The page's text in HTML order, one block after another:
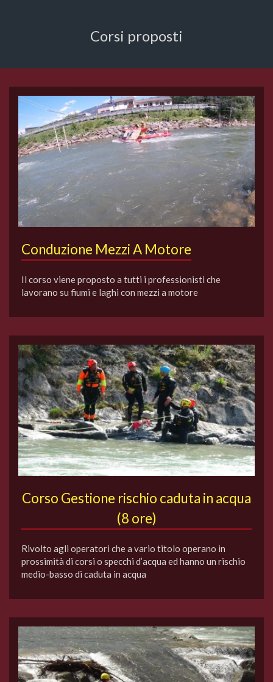
Corsi proposti
Conduzione Mezzi A Motore
Il corso viene proposto a tutti i professionisti che
lavorano su fiumi e laghi con mezzi a motore
Corso Gestione rischio caduta in acqua
(8 ore)
Rivolto agli operatori che a vario titolo operano in
prossimità di corsi o specchi d’acqua ed hanno un rischio
medio-basso di caduta in acqua